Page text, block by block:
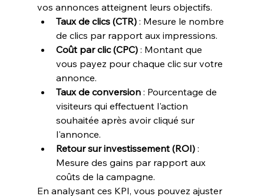
vos annonces atteignent leurs objectifs.
Taux de clics (CTR) : Mesure le nombre
de clics par rapport aux impressions.
Coût par clic (CPC) : Montant que
vous payez pour chaque clic sur votre
annonce.
Taux de conversion : Pourcentage de
visiteurs qui effectuent l'action
souhaitée après avoir cliqué sur
l'annonce.
Retour sur investissement (ROI) :
Mesure des gains par rapport aux
coûts de la campagne.
En analysant ces KPI, vous pouvez ajuster